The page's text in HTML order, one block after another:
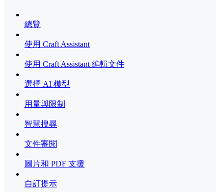
總覽
使用 Craft Assistant
使用 Craft Assistant 編輯文件
選擇 AI 模型
用量與限制
智慧搜尋
文件審閱
圖片和 PDF 支援
自訂提示